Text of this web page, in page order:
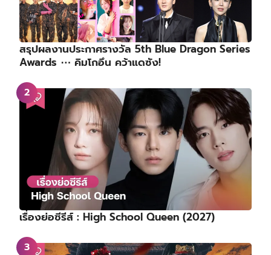
สรุปผลงานประกาศรางวัล 5th Blue Dragon Series
Awards ⋯ คิมโกอึน คว้าแดซัง!
เรื่องย่อซีรีส์ : High School Queen (2027)